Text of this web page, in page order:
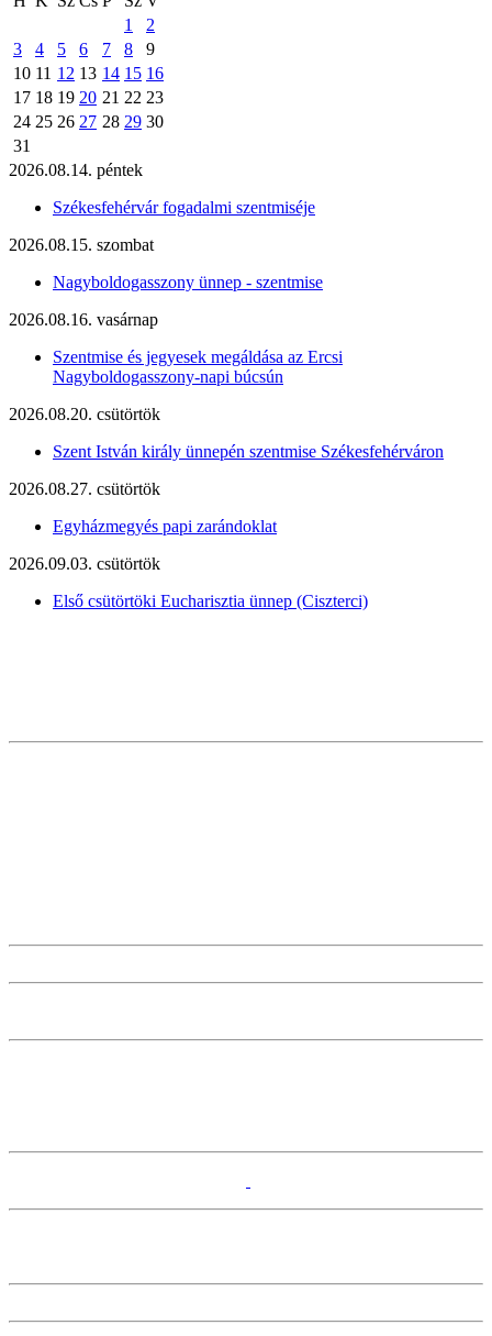
1
2
3
4 5 6 7 8
9
10 11 12 13 14 15 16
17 18 19 20 21 22 23
24 25 26 27 28 29 30
31
2026.08.14. péntek
Székesfehérvár fogadalmi szentmiséje
2026.08.15. szombat
Nagyboldogasszony ünnep - szentmise
2026.08.16. vasárnap
Szentmise és jegyesek megáldása az Ercsi
Nagyboldogasszony-napi búcsún
2026.08.20. csütörtök
Szent István király ünnepén szentmise Székesfehérváron
2026.08.27. csütörtök
Egyházmegyés papi zarándoklat
2026.09.03. csütörtök
Első csütörtöki Eucharisztia ünnep (Ciszterci)